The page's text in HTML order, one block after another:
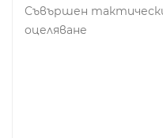
Съвършен
оцеляване